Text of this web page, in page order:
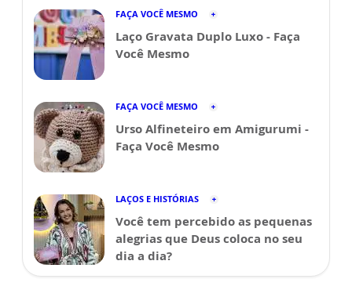
FAÇA VOCÊ MESMO
Laço Gravata Duplo Luxo - Faça
Você Mesmo
FAÇA VOCÊ MESMO
Urso Alfineteiro em Amigurumi -
Faça Você Mesmo
LAÇOS E HISTÓRIAS
Você tem percebido as pequenas
alegrias que Deus coloca no seu
dia a dia?